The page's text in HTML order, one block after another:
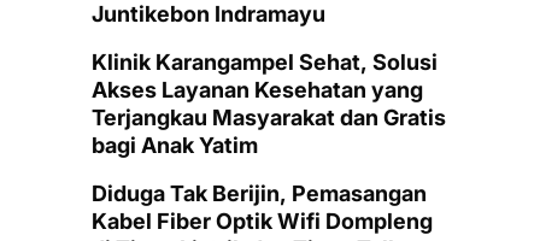
Juntikebon Indramayu
Klinik Karangampel Sehat, Solusi
Akses Layanan Kesehatan yang
Terjangkau Masyarakat dan Gratis
bagi Anak Yatim
Diduga Tak Berijin, Pemasangan
Kabel Fiber Optik Wifi Dompleng